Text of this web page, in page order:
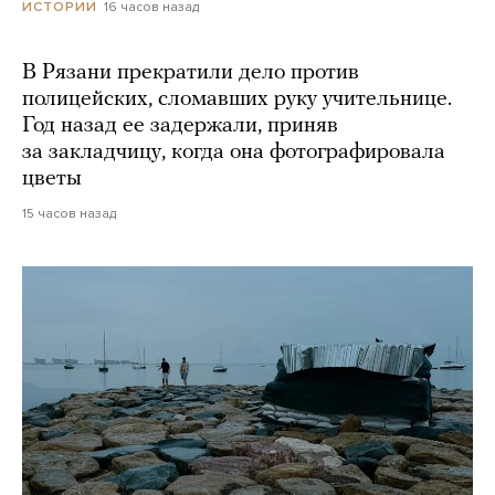
ИСТОРИИ 16 часов назад
В Рязани прекратили дело против
полицейских, сломавших руку учительнице.
Год назад ее задержали, приняв
за закладчицу, когда она фотографировала
цветы
15 часов назад